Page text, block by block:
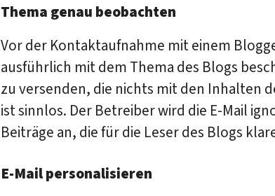
Thema genau beobachten
Vor der Kontaktaufnahme mit einem
ausführlich mit dem Thema des Blogs
zu versenden, die nichts mit den Inhalten
ist sinnlos. Der Betreiber wird die E-Mail
Beiträge an, die für die Leser des Blogs
E-Mail personalisieren